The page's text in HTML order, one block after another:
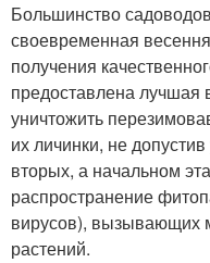
Большинство
своевременная
получения
предоставлена лучшая
уничтожить
их личинки, не
вторых, а начальном
распространение
вирусов), вызывающих
растений.